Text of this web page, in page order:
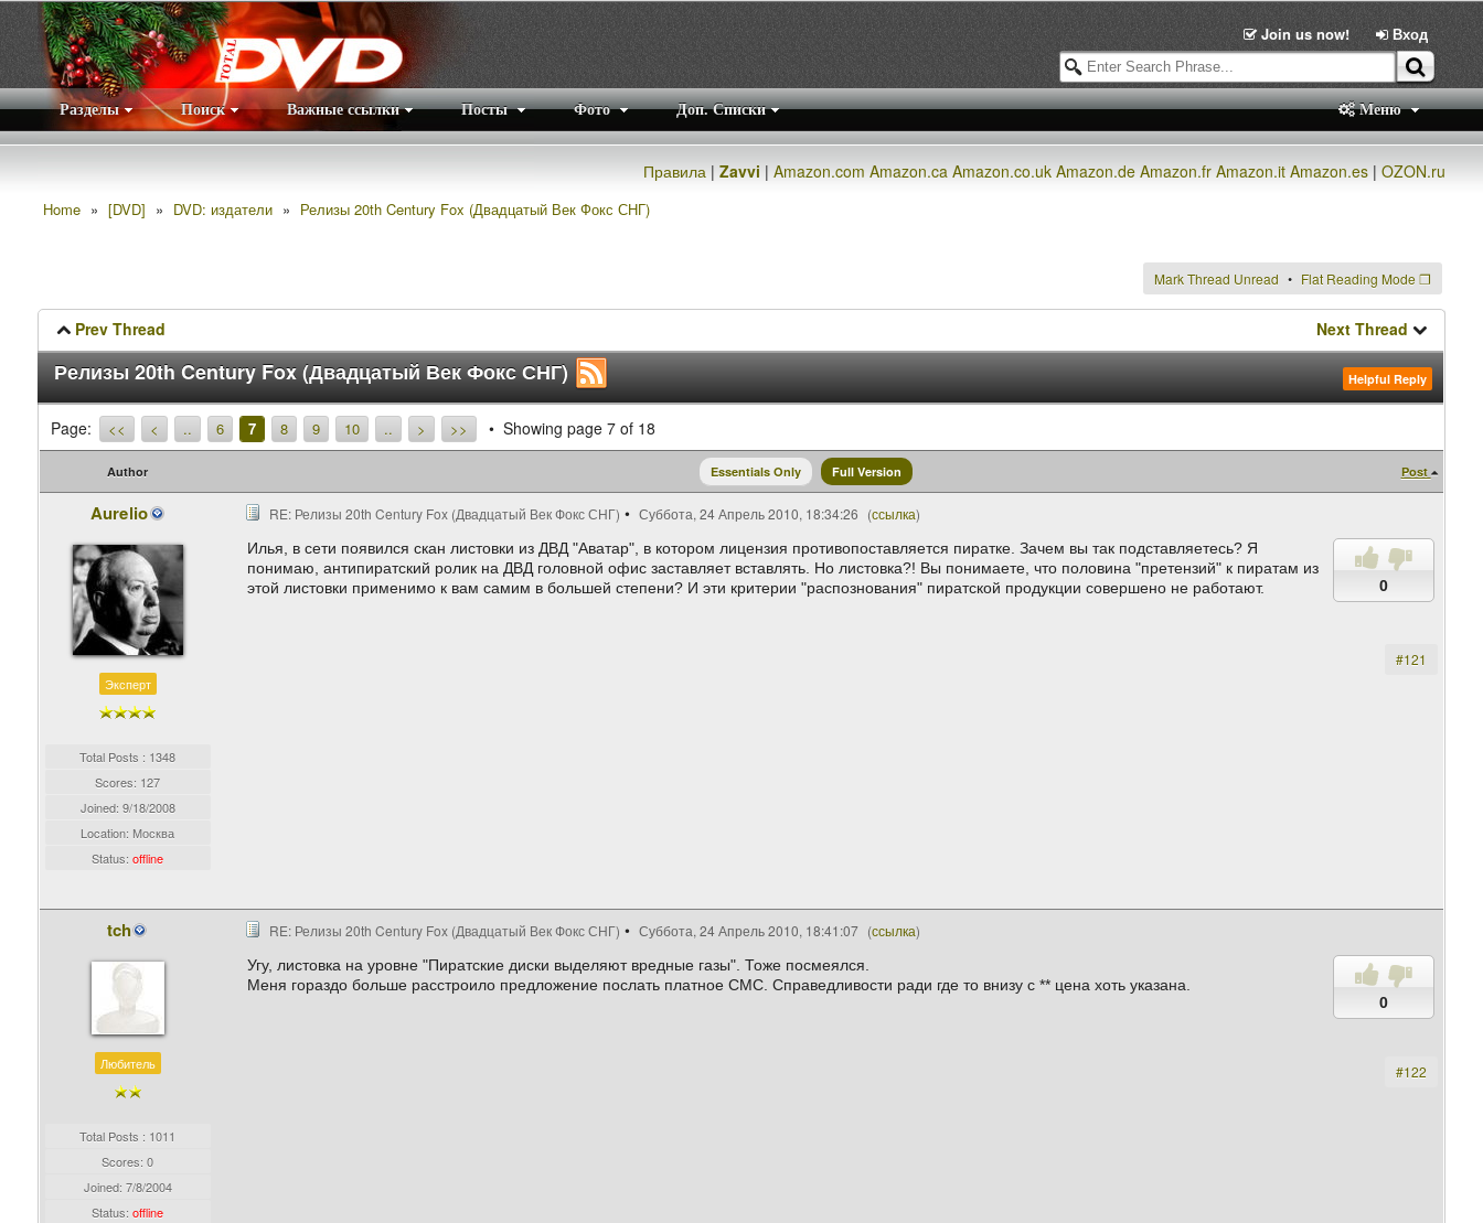
Join us now! Вход
Разделы Поиск Важные ссылки Посты Фото Доп. Списки Меню
Правила |Zavvi |Amazon.com Amazon.ca Amazon.co.uk Amazon.de Amazon.fr Amazon.it Amazon.es |OZON.ru
Home » [DVD] » DVD: издатели » Релизы 20th Century Fox (Двадцатый Век Фокс СНГ)
Mark Thread Unread Flat Reading Mode❐
Prev Thread Next Thread
Helpful Reply
Релизы 20th Century Fox (Двадцатый Век Фокс СНГ)
Page: << < .. 6 7 8 9 10 .. > >> Showing page 7 of 18
Author Post
Essentials Only Full Version
Aurelio
Эксперт
Total Posts : 1348
Scores: 127
Joined: 9/18/2008
Location: Москва
Status:offline
RE: Релизы 20th Century Fox (Двадцатый Век Фокс СНГ) Суббота, 24 Апрель 2010, 18:34:26 (ссылка)
0
Илья, в сети появился скан листовки из ДВД "Аватар", в котором лицензия противопоставляется пиратке. Зачем вы так подставляетесь? Я
понимаю, антипиратский ролик на ДВД головной офис заставляет вставлять. Но листовка?! Вы понимаете, что половина "претензий" к пиратам из
этой листовки применимо к вам самим в большей степени? И эти критерии "распознования" пиратской продукции совершено не работают.
#121
tch
Любитель
Total Posts : 1011
Scores: 0
Joined: 7/8/2004
Status:offline
RE: Релизы 20th Century Fox (Двадцатый Век Фокс СНГ) Суббота, 24 Апрель 2010, 18:41:07 (ссылка)
0
Угу, листовка на уровне "Пиратские диски выделяют вредные газы". Тоже посмеялся.
Меня гораздо больше расстроило предложение послать платное СМС. Справедливости ради где то внизу с ** цена хоть указана.
#122